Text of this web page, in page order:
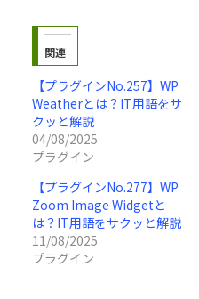
関連
【プラグインNo.257】WP
Weatherとは？IT用語をサ
クッと解説
04/08/2025
プラグイン
【プラグインNo.277】WP
Zoom Image Widgetと
は？IT用語をサクッと解説
11/08/2025
プラグイン